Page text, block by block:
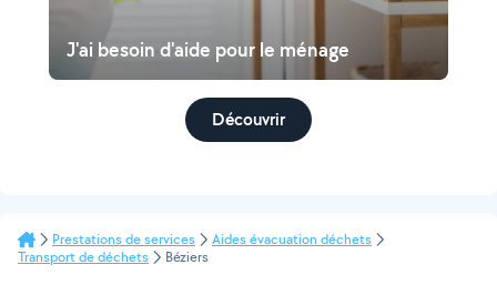
J'ai besoin d'aide pour le ménage
Découvrir
Prestations de services
Aides évacuation déchets
Transport de déchets
Béziers